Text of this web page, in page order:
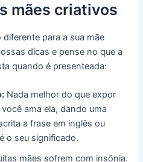
mães criativos
para a sua mãe
dicas e pense no que a
quando é presenteada:
Nada melhor do que expor
ama ela, dando uma
a frase em inglês ou
o seu significado.
mães sofrem com insônia.